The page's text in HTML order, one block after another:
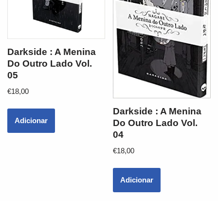
Darkside : A Menina
Do Outro Lado Vol.
05
€18,00
Adicionar
Darkside : A Menina
Do Outro Lado Vol.
04
€18,00
Adicionar